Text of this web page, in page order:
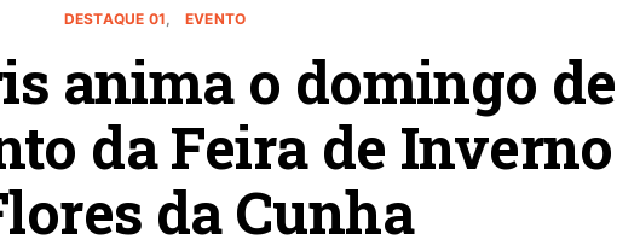
DESTAQUE 01 EVENTO
anima o domingo de
da Feira de Inverno
da Cunha